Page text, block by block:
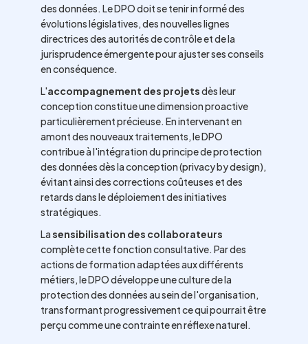
des données. Le DPO doit se tenir informé des
évolutions législatives, des nouvelles lignes
directrices des autorités de contrôle et de la
jurisprudence émergente pour ajuster ses conseils
en conséquence.
L'accompagnement des projetsdès leur
conception constitue une dimension proactive
particulièrement précieuse. En intervenant en
amont des nouveaux traitements, le DPO
contribue à l'intégration du principe de protection
des données dès la conception (privacy by design),
évitant ainsi des corrections coûteuses et des
retards dans le déploiement des initiatives
stratégiques.
Lasensibilisation des collaborateurs
complète cette fonction consultative. Par des
actions de formation adaptées aux différents
métiers, le DPO développe une culture de la
protection des données au sein de l'organisation,
transformant progressivement ce qui pourrait être
perçu comme une contrainte en réflexe naturel.